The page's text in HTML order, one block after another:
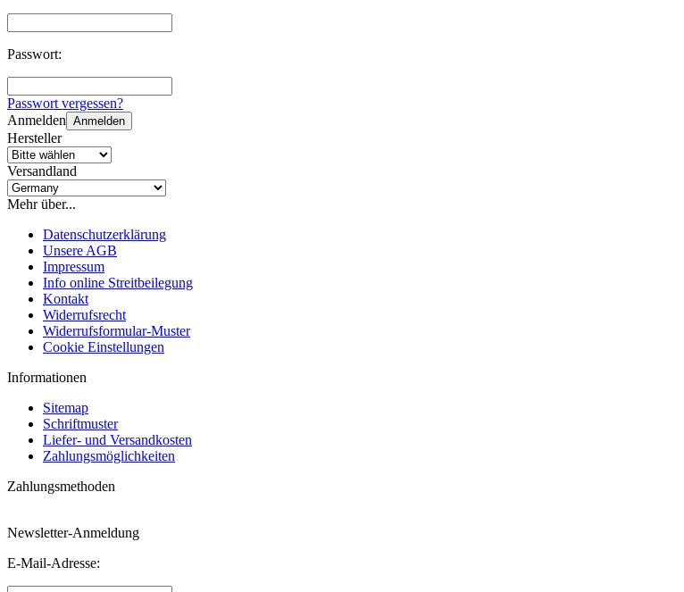
Passwort:
Passwort vergessen?
Anmelden Anmelden
Hersteller
Versandland
Mehr über...
Datenschutzerklärung
Unsere AGB
Impressum
Info online Streitbeilegung
Kontakt
Widerrufsrecht
Widerrufsformular-Muster
Cookie Einstellungen
Informationen
Sitemap
Schriftmuster
Liefer- und Versandkosten
Zahlungsmöglichkeiten
Zahlungsmethoden
Newsletter-Anmeldung
E-Mail-Adresse: